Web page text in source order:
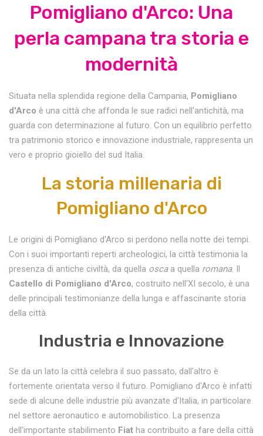
Pomigliano d'Arco: Una
perla campana tra storia e
modernità
Situata nella splendida regione della Campania, Pomigliano
d'Arco è una città che affonda le sue radici nell'antichità, ma
guarda con determinazione al futuro. Con un equilibrio perfetto
tra patrimonio storico e innovazione industriale, rappresenta un
vero e proprio gioiello del sud Italia.
La storia millenaria di
Pomigliano d'Arco
Le origini di Pomigliano d'Arco si perdono nella notte dei tempi.
Con i suoi importanti reperti archeologici, la città testimonia la
presenza di antiche civiltà, da quella oscaa quella romana. Il
Castello di Pomigliano d'Arco, costruito nell'XI secolo, è una
delle principali testimonianze della lunga e affascinante storia
della città.
Industria e Innovazione
Se da un lato la città celebra il suo passato, dall'altro è
fortemente orientata verso il futuro. Pomigliano d'Arco è infatti
sede di alcune delle industrie più avanzate d'Italia, in particolare
nel settore aeronautico e automobilistico. La presenza
dell'importante stabilimento Fiat ha contribuito a fare della città